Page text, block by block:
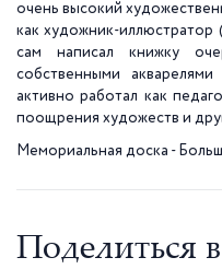
очень высокий
как художник-иллюстратор
сам написал книжку
собственными акварелями
активно работал как
поощрения художеств и
Мемориальная доска -
Поделиться